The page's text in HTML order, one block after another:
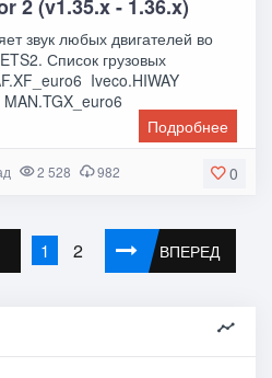
2 (v1.35.x - 1.36.x)
звук любых двигателей во
Список грузовых
Iveco.HIWAY
Подробнее
0
2 528 982
1 2 ВПЕРЕД